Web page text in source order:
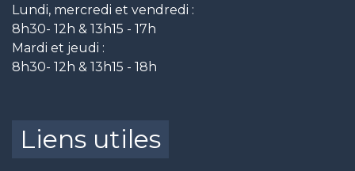
Lundi, mercredi et vendredi :
8h30- 12h & 13h15 - 17h
Mardi et jeudi :
8h30- 12h & 13h15 - 18h
Liens utiles